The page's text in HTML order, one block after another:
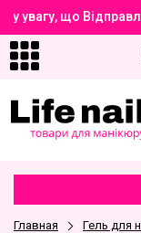
увагу, що
Главная Гель для